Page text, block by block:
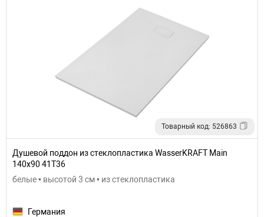
Товарный код: 526863
Душевой поддон из стеклопластика WasserKRAFT Main
140x90 41T36
белые • высотой 3 см • из стеклопластика
Германия